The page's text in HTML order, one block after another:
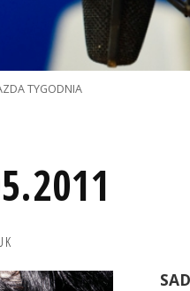
TYGODNIA